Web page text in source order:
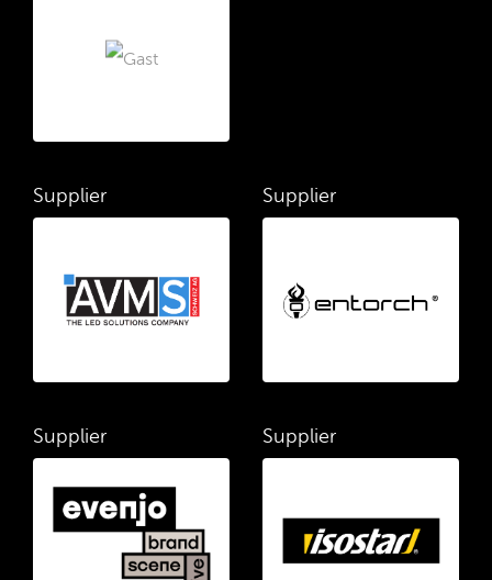
Supplier Supplier
Supplier Supplier